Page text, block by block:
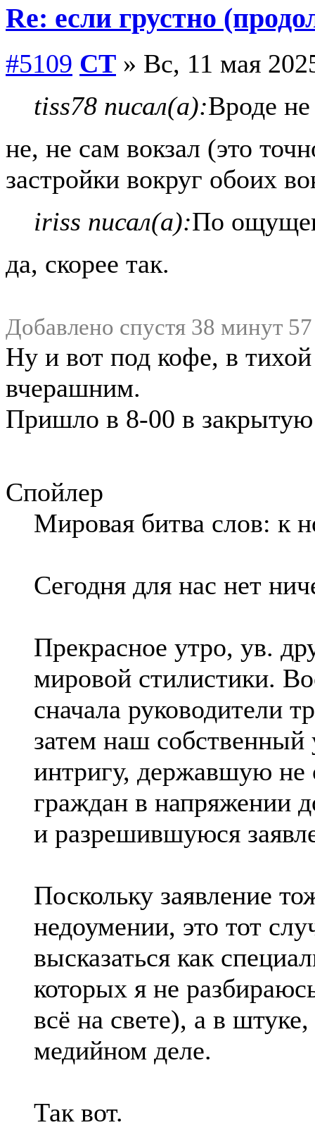
Re: если грустно
#5109 СТ » Вс, 11 мая
tiss78 писал(а):Вроде
не, не сам вокзал (это
застройки вокруг обоих
iriss писал(а):По
да, скорее так.
Добавлено спустя 38 минут
Ну и вот под кофе, в
вчерашним.
Пришло в 8-00 в закрытую
Спойлер
Мировая битва слов: к
Сегодня для нас нет
Прекрасное утро, ув.
мировой стилистики.
сначала руководители
затем наш собственный
интригу, державшую не
граждан в напряжении
и разрешившуюся
Поскольку заявление
недоумении, это тот
высказаться как
которых я не
всё на свете), а в
медийном деле.
Так вот.